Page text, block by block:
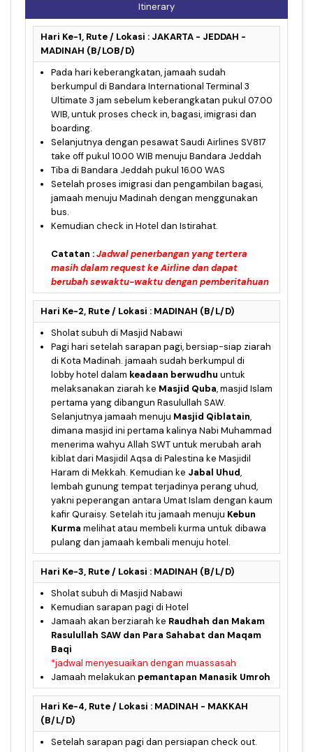
Itinerary
Hari Ke-1, Rute / Lokasi : JAKARTA - JEDDAH -
MADINAH (B/LOB/D)
Pada hari keberangkatan, jamaah sudah
berkumpul di Bandara International Terminal 3
Ultimate 3 jam sebelum keberangkatan pukul 07.00
WIB, untuk proses check in, bagasi, imigrasi dan
boarding.
Selanjutnya dengan pesawat Saudi Airlines SV817
take off pukul 10.00 WIB menuju Bandara Jeddah
Tiba di Bandara Jeddah pukul 16.00 WAS
Setelah proses imigrasi dan pengambilan bagasi,
jamaah menuju Madinah dengan menggunakan
bus.
Kemudian check in Hotel dan Istirahat.
Catatan :Jadwal penerbangan yang tertera
masih dalam request ke Airline dan dapat
berubah sewaktu-waktu dengan pemberitahuan
Hari Ke-2, Rute / Lokasi : MADINAH (B/L/D)
Sholat subuh di Masjid Nabawi
Pagi hari setelah sarapan pagi, bersiap-siap ziarah
di Kota Madinah. jamaah sudah berkumpul di
lobby hotel dalam keadaan berwudhu untuk
melaksanakan ziarah ke Masjid Quba, masjid Islam
pertama yang dibangun Rasulullah SAW.
Selanjutnya jamaah menuju Masjid Qiblatain,
dimana masjid ini pertama kalinya Nabi Muhammad
menerima wahyu Allah SWT untuk merubah arah
kiblat dari Masjidil Aqsa di Palestina ke Masjidil
Haram di Mekkah. Kemudian ke Jabal Uhud,
lembah gunung tempat terjadinya perang uhud,
yakni peperangan antara Umat Islam dengan kaum
kafir Quraisy. Setelah itu jamaah menuju Kebun
Kurma melihat atau membeli kurma untuk dibawa
pulang dan jamaah kembali menuju hotel.
Hari Ke-3, Rute / Lokasi : MADINAH (B/L/D)
Sholat subuh di Masjid Nabawi
Kemudian sarapan pagi di Hotel
Jamaah akan berziarah ke Raudhah dan Makam
Rasulullah SAW dan Para Sahabat dan Maqam
Baqi
*jadwal menyesuaikan dengan muassasah
Jamaah melakukan pemantapan Manasik Umroh
Hari Ke-4, Rute / Lokasi : MADINAH - MAKKAH
(B/L/D)
Setelah sarapan pagi dan persiapan check out.